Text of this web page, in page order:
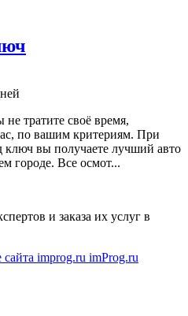
не тратите своё время,
по вашим критериям. При
ключ вы получаете лучший авто
городе. Все осмот...
и заказа их услуг в
imProg.ru